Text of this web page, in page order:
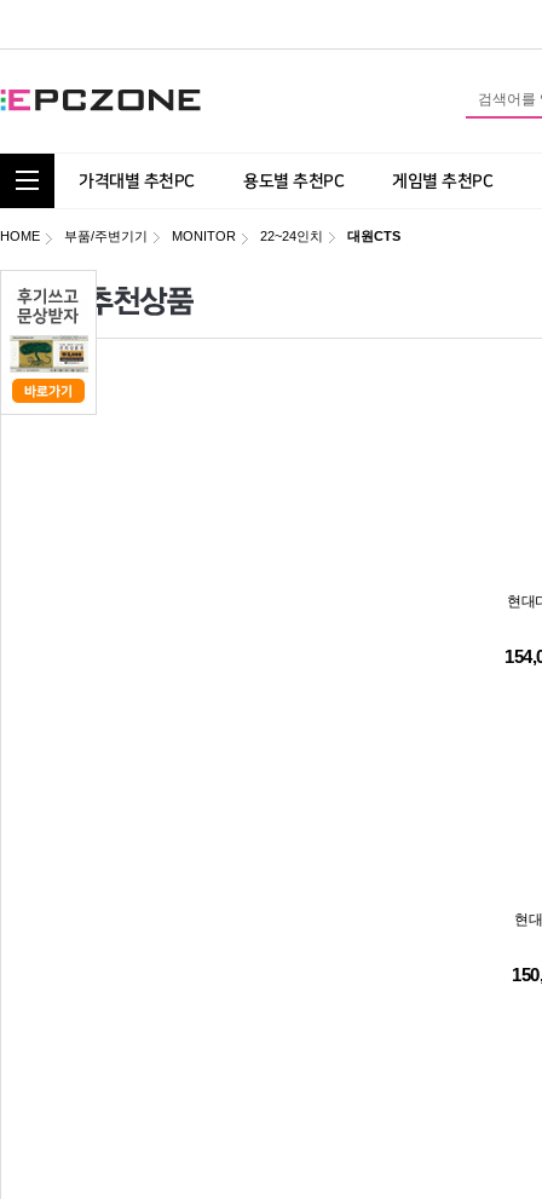
통합 카테고리 보기
가격대별 추천PC 용도별 추천PC 게임별 추천PC
HOME 부품/주변기기 MONITOR 22~24인치 대원CTS
현대
현